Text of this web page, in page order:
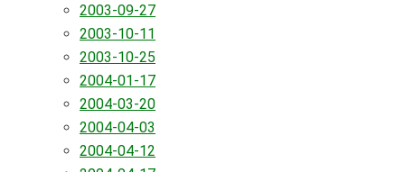
2003-09-27
2003-10-11
2003-10-25
2004-01-17
2004-03-20
2004-04-03
2004-04-12